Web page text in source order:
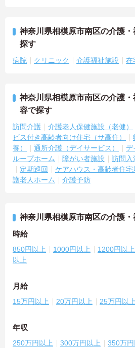
神奈川県相模原市南区の介護
探す
病院 クリニック 介護福祉施設 在
神奈川県相模原市南区の介護
容で探す
訪問介護 介護老人保健施設（老健）
ビス付き高齢者向け住宅（サ高住）
養）
通所介護（デイサービス） デ
ループホーム
障がい者施設 訪問入
定期巡回
ケアハウス・高齢者住宅
護老人ホーム
介護予防
神奈川県相模原市南区の介護
時給
850円以上 1000円以上 1200円以上
以上
月給
15万円以上 20万円以上 25万円以上
年収
250万円以上 300万円以上 350万円